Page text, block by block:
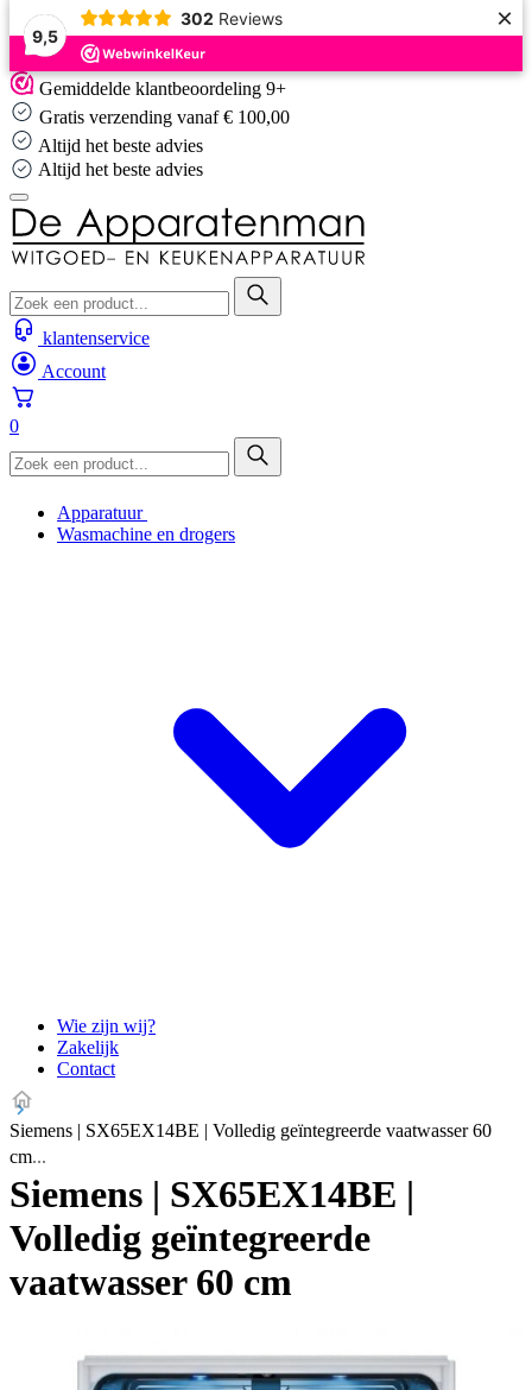
9,5
302 Reviews ×
Skip
to
content
Gemiddelde klantbeoordeling 9+
Gratis verzending vanaf € 100,00
Altijd het beste advies
Altijd het beste advies
klantenservice
Account
0
Apparatuur
Wasmachine en drogers
Wie zijn wij?
Zakelijk
Contact
Siemens | SX65EX14BE | Volledig geïntegreerde vaatwasser 60
cm
Siemens | SX65EX14BE |
Volledig geïntegreerde
vaatwasser 60 cm